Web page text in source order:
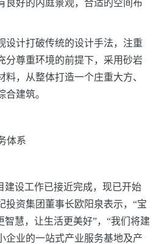
良好的内庭景观，合适的空间布
设计打破传统的设计手法，注重
分尊重环境的前提下，采用砂岩
，从整体打造一个庄重大方、
合建筑。
体系
建设工作已接近完成，现已开始
投资集团董事长欧阳泉表示，“宝
智慧，让生活更美好”，“我们将建
企业的一站式产业服务基地及产